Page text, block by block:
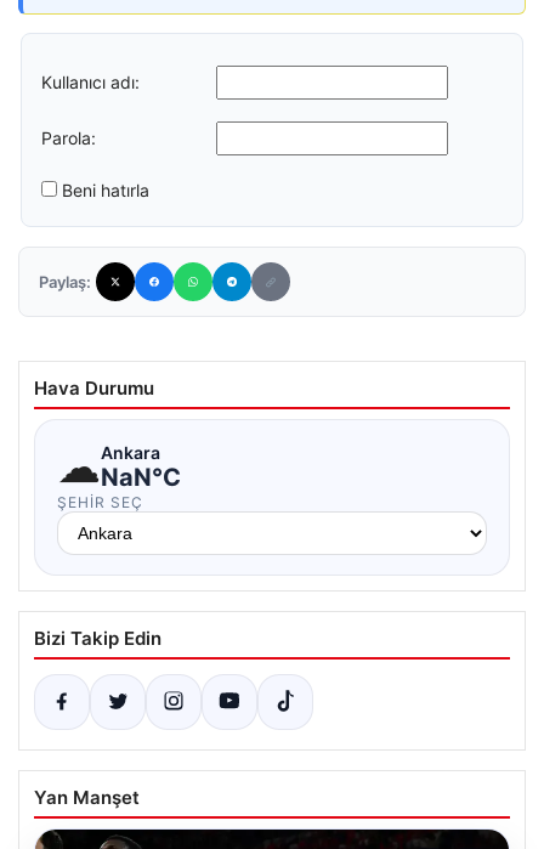
Kullanıcı adı:
Parola:
Beni hatırla
Paylaş:
Hava Durumu
☁Ankara
NaN°C
ŞEHIR SEÇ
Bizi Takip Edin
Yan Manşet